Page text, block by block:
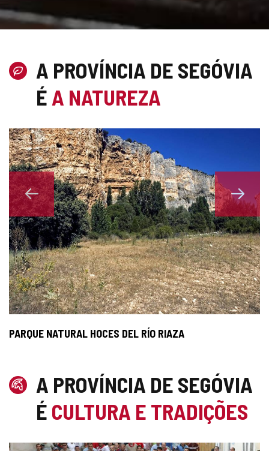
A PROVÍNCIA DE SEGÓVIA
É A NATUREZA
Número
de
slides:
5
PARQUE NATURAL HOCES DEL RÍO RIAZA
A PROVÍNCIA DE SEGÓVIA
É CULTURA E TRADIÇÕES